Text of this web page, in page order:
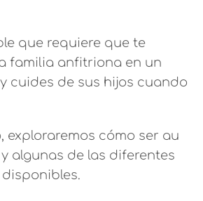
que requiere que te
familia anfitriona en un
cuides de sus hijos cuando
exploraremos cómo ser au
algunas de las diferentes